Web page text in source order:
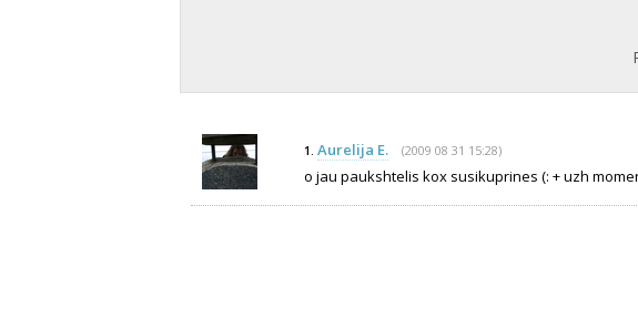
1. Aurelija E. (2009 08 31 15:28)
o jau paukshtelis kox susikuprines (: + uzh